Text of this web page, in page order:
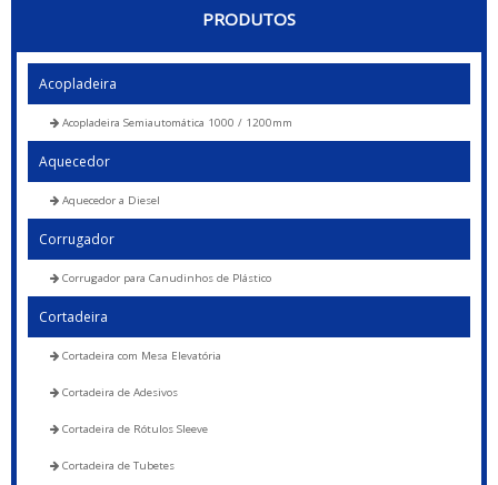
PRODUTOS
Acopladeira
Acopladeira Semiautomática 1000 / 1200mm
Aquecedor
Aquecedor a Diesel
Corrugador
Corrugador para Canudinhos de Plástico
Cortadeira
Cortadeira com Mesa Elevatória
Cortadeira de Adesivos
Cortadeira de Rótulos Sleeve
Cortadeira de Tubetes